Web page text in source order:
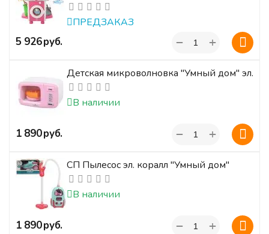
ПРЕДЗАКАЗ
‍5 926‍руб. +
−
Детская микроволновка "Умный дом" эл.
В наличии
‍1 890‍руб. +
−
СП Пылесос эл. коралл "Умный дом"
В наличии
‍1 890‍руб. +
−